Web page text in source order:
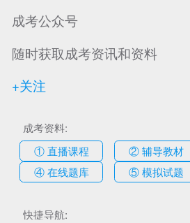
成考公众号
随时获取成考资讯和资料
+关注
成考资料:
① 直播课程
② 辅导教材
④ 在线题库
⑤ 模拟试题
快捷导航: